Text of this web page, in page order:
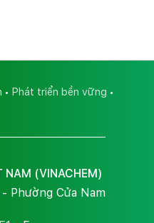
Phát triển bền vững
NAM (VINACHEM)
Phường Cửa Nam